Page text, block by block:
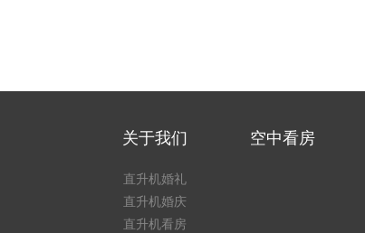
关于我们
直升机婚礼
直升机婚庆
直升机看房
空中看房